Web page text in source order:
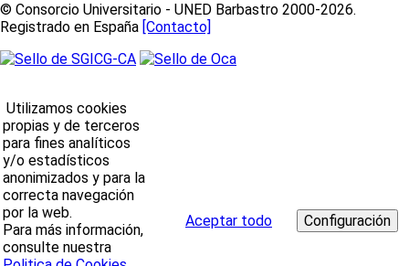
© Consorcio Universitario - UNED Barbastro 2000-2026.
Registrado en España [Contacto]
Utilizamos cookies
propias y de terceros
para fines analíticos
y/o estadísticos
anonimizados y para la
correcta navegación
por la web.
Para más información,
consulte nuestra
Aceptar todo